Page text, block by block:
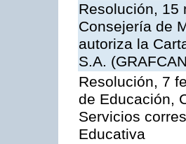
Resolución, 15
Consejería de
autoriza la
S.A.
Resolución, 7
de Educación,
Servicios
Educativa